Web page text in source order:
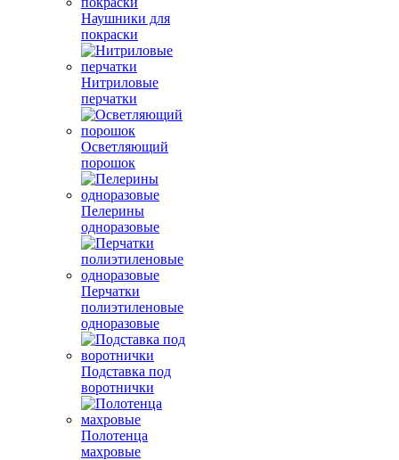
Наушники для
покраски
Нитриловые
перчатки
Осветляющий
порошок
Пелерины
одноразовые
Перчатки
полиэтиленовые
одноразовые
Подставка под
воротнички
Полотенца
махровые